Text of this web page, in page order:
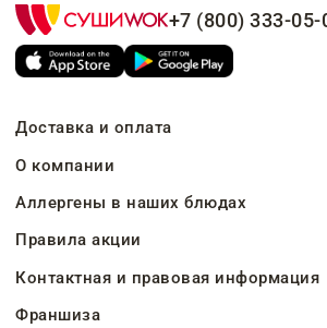
+7 (800) 333-05-
Доставка и оплата
О компании
Аллергены в наших блюдах
Правила акции
Контактная и правовая информация
Франшиза